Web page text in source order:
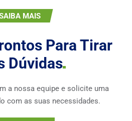
MAIS
Para Tirar
Dúvidas
a nossa equipe e solicite uma
com as suas necessidades.